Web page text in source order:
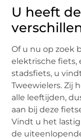
U heeft
Of u nu op zoek
elektrische fiets,
stadsfiets, u
Tweewielers. Zij
alle leeftijden,
aan bij deze
Vindt u het
de